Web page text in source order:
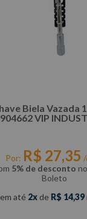
Biela Vazada
904662 VIP
Por: R$ 27,35
5% de desconto
Boleto
até 2 de R$ 14,39